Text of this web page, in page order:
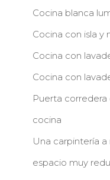
Cocina blanca
Cocina con isla y
Cocina con
Cocina con
Puerta corredera
cocina
Una carpintería
espacio muy